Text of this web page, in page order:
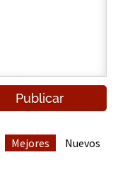
Mejores Nuevos